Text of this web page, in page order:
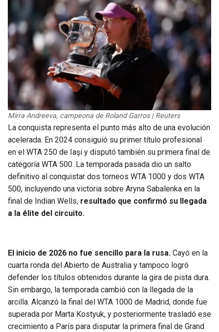
FALCONS
PANTHERS
SAINTS
BUCCANEERS
TRAIL BLAZERS
Mirra Andreeva, campeona de Roland Garros | Reuters
La conquista representa el punto más alto de una evolución
acelerada. En 2024 consiguió su primer título profesional
en el WTA 250 de Iaşi y disputó también su primera final de
categoría WTA 500. La temporada pasada dio un salto
definitivo al conquistar dos torneos WTA 1000 y dos WTA
500, incluyendo una victoria sobre Aryna Sabalenka en la
final de Indian Wells, resultado que confirmó su llegada
a la élite del circuito.
El inicio de 2026 no fue sencillo para la rusa. Cayó en la
cuarta ronda del Abierto de Australia y tampoco logró
defender los títulos obtenidos durante la gira de pista dura.
Sin embargo, la temporada cambió con la llegada de la
arcilla. Alcanzó la final del WTA 1000 de Madrid, donde fue
superada por Marta Kostyuk, y posteriormente trasladó ese
crecimiento a París para disputar la primera final de Grand